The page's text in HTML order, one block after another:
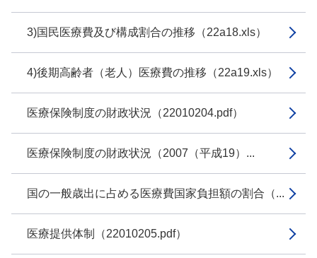
3)国民医療費及び構成割合の推移（22a18.xls）
4)後期高齢者（老人）医療費の推移（22a19.xls）
医療保険制度の財政状況（22010204.pdf）
医療保険制度の財政状況（2007（平成19）...
国の一般歳出に占める医療費国家負担額の割合（...
医療提供体制（22010205.pdf）